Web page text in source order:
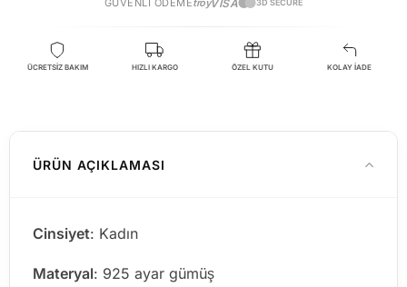
VISA 3D SECURE
ÜCRETSİZ BAKIM HIZLI KARGO ÖZEL KUTU KOLAY İADE
ÜRÜN AÇIKLAMASI
Cinsiyet: Kadın
Materyal: 925 ayar gümüş